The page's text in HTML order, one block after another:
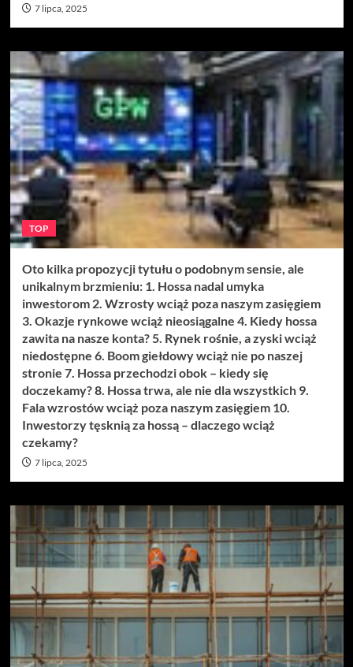
7 lipca, 2025
TOP
Oto kilka propozycji tytułu o podobnym sensie, ale
unikalnym brzmieniu: 1. Hossa nadal umyka
inwestorom 2. Wzrosty wciąż poza naszym zasięgiem
3. Okazje rynkowe wciąż nieosiągalne 4. Kiedy hossa
zawita na nasze konta? 5. Rynek rośnie, a zyski wciąż
niedostępne 6. Boom giełdowy wciąż nie po naszej
stronie 7. Hossa przechodzi obok – kiedy się
doczekamy? 8. Hossa trwa, ale nie dla wszystkich 9.
Fala wzrostów wciąż poza naszym zasięgiem 10.
Inwestorzy tęsknią za hossą – dlaczego wciąż
czekamy?
7 lipca, 2025